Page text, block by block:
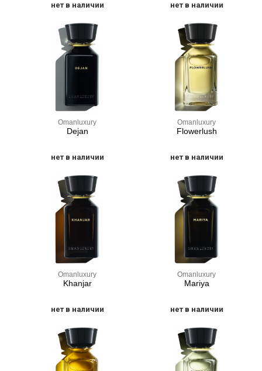
нет в наличии нет в наличии
Omanluxury
Dejan
нет в наличии
Omanluxury
Flowerlush
нет в наличии
Omanluxury
Khanjar
нет в наличии
Omanluxury
Mariya
нет в наличии